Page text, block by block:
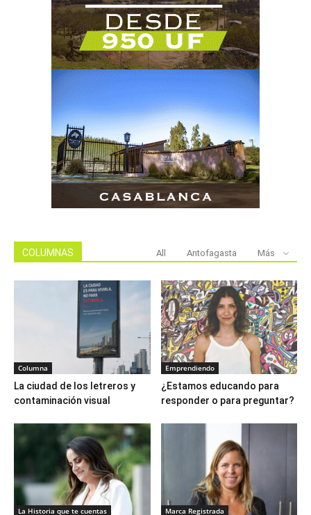
COLUMNAS All Antofagasta Más
Columna
La ciudad de los letreros y
contaminación visual
Emprendiendo
¿Estamos educando para
responder o para preguntar?
La Historia que te cuentas Marca Registrada